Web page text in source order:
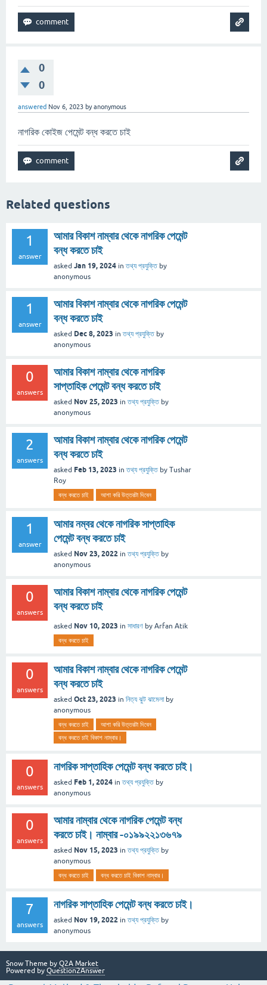
0
0
answered Nov 6, 2023 byanonymous
নাগরিক কোইজ পেমেন্ট বন্ধ করতে চাই
Related questions
1
answer
আমার বিকাশ নাম্বার থেকে নাগরিক পেমেন্ট
বন্ধ করতে চাই
asked Jan 19, 2024 inতথ্য প্রযুক্তি by
anonymous
1
answer
আমার বিকাশ নাম্বার থেকে নাগরিক পেমেন্ট
বন্ধ করতে চাই
asked Dec 8, 2023 inতথ্য প্রযুক্তি by
anonymous
0
answers
আমার বিকাশ নাম্বার থেকে নাগরিক
সাপ্তাহিক পেমেন্ট বন্ধ করতে চাই
asked Nov 25, 2023 inতথ্য প্রযুক্তি by
anonymous
2
answers
আমার বিকাশ নাম্বার থেকে নাগরিক পেমেন্ট
বন্ধ করতে চাই
asked Feb 13, 2023 inতথ্য প্রযুক্তি by Tushar
Roy
বন্ধ করতে চাই আশা করি উত্তরটা দিবেন
1
answer
আমার নম্বর থেকে নাগরিক সাপ্তাহিক
পেমেন্ট বন্ধ করতে চাই
asked Nov 23, 2022 inতথ্য প্রযুক্তি by
anonymous
0
answers
আমার বিকাশ নাম্বার থেকে নাগরিক পেমেন্ট
বন্ধ করতে চাই
asked Nov 10, 2023 in সাধারণ by Arfan Atik
বন্ধ করতে চাই
0
answers
আমার বিকাশ নাম্বার থেকে নাগরিক পেমেন্ট
বন্ধ করতে চাই
asked Oct 23, 2023 in নিত্য ঝুট ঝামেলা by
anonymous
বন্ধ করতে চাই
আশা করি উত্তরটা দিবেন
বন্ধ করতে চাই বিকাশ নাম্বার।
0
answers
নাগরিক সাপ্তাহিক পেমেন্ট বন্ধ করতে চাই।
asked Feb 1, 2024 inতথ্য প্রযুক্তি by
anonymous
0
answers
আমার নাম্বার থেকে নাগরিক পেমেন্ট বন্ধ
করতে চাই। নাম্বার -০১৯৯২২১৩৬৭৯
asked Nov 15, 2023 inতথ্য প্রযুক্তি by
anonymous
বন্ধ করতে চাই বন্ধ করতে চাই বিকাশ নাম্বার।
7
answers
নাগরিক সাপ্তাহিক পেমেন্ট বন্ধ করতে চাই।
asked Nov 19, 2022 inতথ্য প্রযুক্তি by
anonymous
Snow Theme by Q2A Market
Powered by Question2Answer